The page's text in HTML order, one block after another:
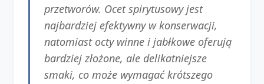
przetworów. Ocet spirytusowy jest
najbardziej efektywny w konserwacji,
natomiast octy winne i jabłkowe oferują
bardziej złożone, ale delikatniejsze
smaki, co może wymagać krótszego